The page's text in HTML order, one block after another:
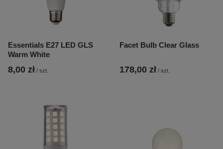
Essentials E27 LED GLS
Warm White
8,00 zł / szt.
Facet Bulb Clear Glass
178,00 zł / szt.